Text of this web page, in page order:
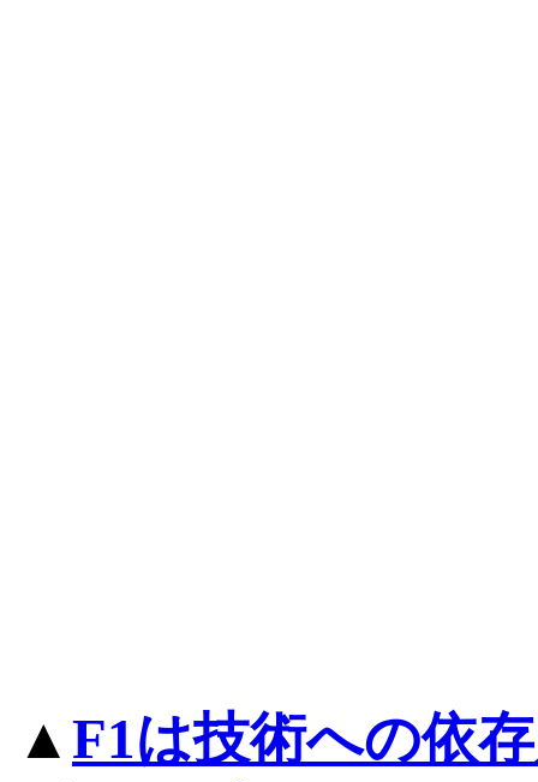
▲F1は技術への依